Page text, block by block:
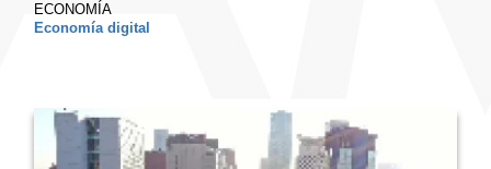
ECONOMÍA
Economía digital